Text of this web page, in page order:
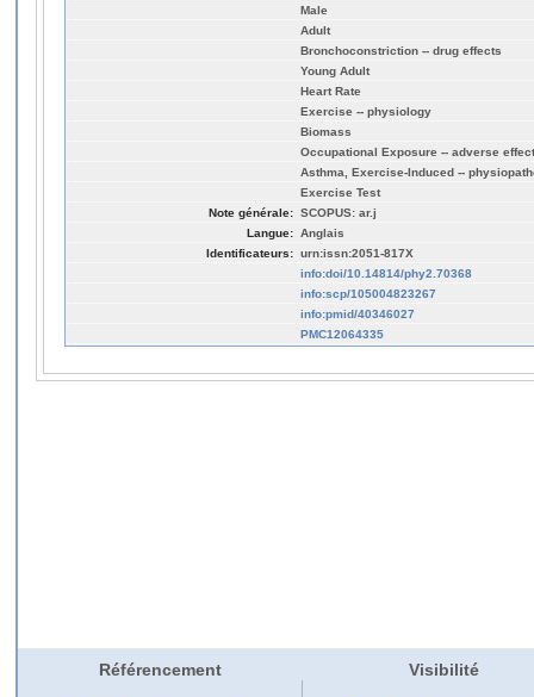
Male
Adult
Bronchoconstriction -- drug effects
Young Adult
Heart Rate
Exercise -- physiology
Biomass
Occupational Exposure -- adverse
Asthma, Exercise-Induced --
Exercise Test
Note générale: SCOPUS: ar.j
Langue: Anglais
Identificateurs: urn:issn:2051-817X
info:doi/10.14814/phy2.70368
info:scp/105004823267
info:pmid/40346027
PMC12064335
Référencement Visibilité